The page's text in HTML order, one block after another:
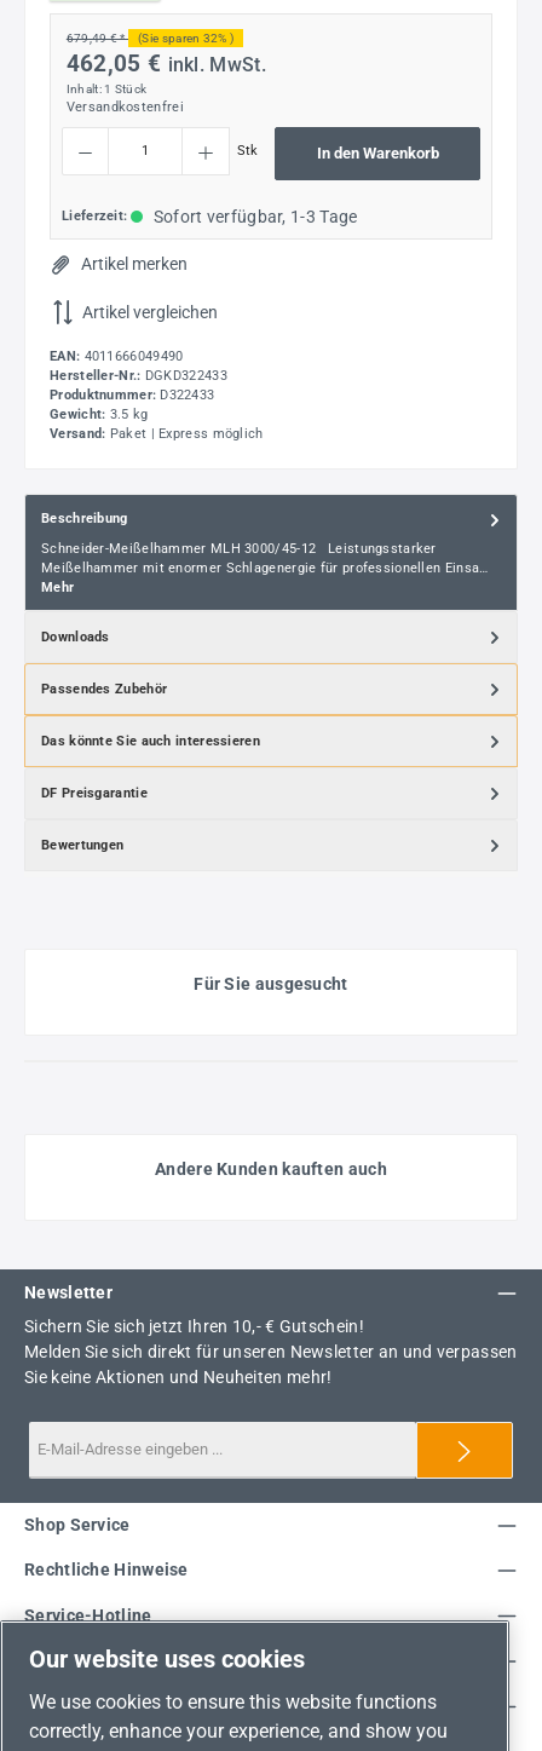
679,49 € * (Sie sparen 32% )
462,05 € inkl. MwSt.
Inhalt: 1 Stück
Versandkostenfrei
Stk In den Warenkorb
Lieferzeit: Sofort verfügbar, 1-3 Tage
Artikel merken
Artikel vergleichen
EAN: 4011666049490
Hersteller-Nr.: DGKD322433
Produktnummer: D322433
Gewicht: 3.5 kg
Versand: Paket | Express möglich
Beschreibung
Schneider-Meißelhammer MLH 3000/45-12 Leistungsstarker
Meißelhammer mit enormer Schlagenergie für professionellen Einsa…
Mehr
Downloads
Passendes Zubehör
Das könnte Sie auch interessieren
DF Preisgarantie
Bewertungen
Für Sie ausgesucht
Andere Kunden kauften auch
Newsletter
Sichern Sie sich jetzt Ihren 10,- € Gutschein!
Melden Sie sich direkt für unseren Newsletter an und verpassen
Sie keine Aktionen und Neuheiten mehr!
Service-Hotline
Shop Service
Rechtliche Hinweise
Unsere Vorteile
Versandarten
Our website uses cookies
We use cookies to ensure this website functions
correctly, enhance your experience, and show you